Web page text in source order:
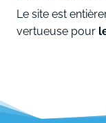
Le site est
vertueuse pour